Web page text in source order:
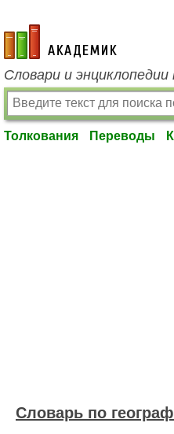
academic.ru
Словари и
Толкования Переводы
Словарь по